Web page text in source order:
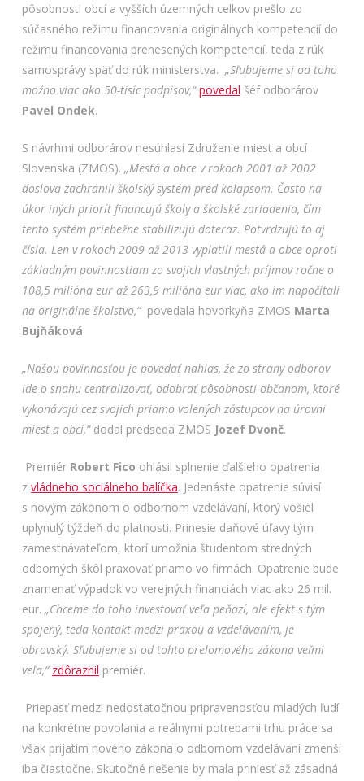
pôsobnosti obcí a vyšších územných celkov prešlo zo
súčasného režimu financovania originálnych kompetencií do
režimu financovania prenesených kompetencií, teda z rúk
samosprávy späť do rúk ministerstva. „Sľubujeme si od toho
možno viac ako 50-tisíc podpisov,“povedal šéf odborárov
Pavel Ondek.
S návrhmi odborárov nesúhlasí Združenie miest a obcí
Slovenska (ZMOS). „Mestá a obce v rokoch 2001 až 2002
doslova zachránili školský systém pred kolapsom. Často na
úkor iných priorít financujú školy a školské zariadenia, čím
tento systém priebežne stabilizujú doteraz. Potvrdzujú to aj
čísla. Len v rokoch 2009 až 2013 vyplatili mestá a obce oproti
základným povinnostiam zo svojich vlastných príjmov ročne o
108,5 milióna eur až 263,9 milióna eur viac, ako im napočítali
na originálne školstvo,“ povedala hovorkyňa ZMOS Marta
Bujňáková.
„Našou povinnosťou je povedať nahlas, že zo strany odborov
ide o snahu centralizovať, odobrať pôsobnosti občanom, ktoré
vykonávajú cez svojich priamo volených zástupcov na úrovni
miest a obcí,“ dodal predseda ZMOS Jozef Dvonč.
Premiér Robert Fico ohlásil splnenie ďalšieho opatrenia
z vládneho sociálneho balíčka. Jedenáste opatrenie súvisí
s novým zákonom o odbornom vzdelávaní, ktorý vošiel
uplynulý týždeň do platnosti. Prinesie daňové úľavy tým
zamestnávateľom, ktorí umožnia študentom stredných
odborných škôl praxovať priamo vo firmách. Opatrenie bude
znamenať výpadok vo verejných financiách viac ako 26 mil.
eur. „Chceme do toho investovať veľa peňazí, ale efekt s tým
spojený, teda kontakt medzi praxou a vzdelávaním, je
obrovský. Sľubujeme si od tohto prelomového zákona veľmi
veľa,“ zdôraznil premiér.
Priepasť medzi nedostatočnou pripravenosťou mladých ľudí
na konkrétne povolania a reálnymi potrebami trhu práce sa
však prijatím nového zákona o odbornom vzdelávaní zmenší
iba čiastočne. Skutočné riešenie by mala priniesť až zásadná